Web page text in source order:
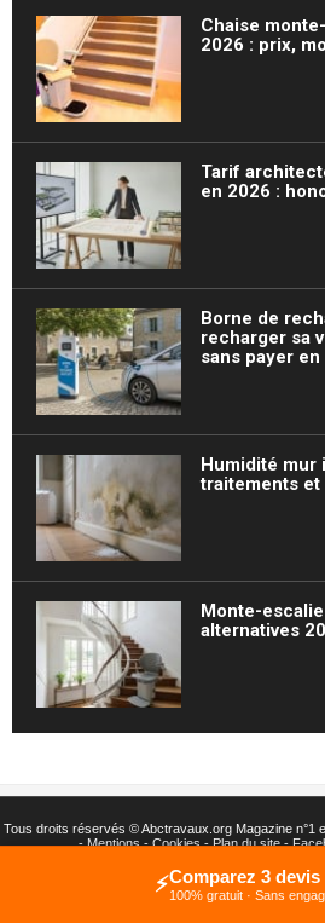
Chaise
2026 : prix,
Tarif
en 2026 :
Borne de
recharger sa
sans payer en
Humidité mur
traitements et
Monte-
alternatives
Tous droits réservés ©Abctravaux.org Magazine n°1
-Mentions-Cookies-Plan du site-
⚡Comparez 3 devis
100% gratuit · Sans